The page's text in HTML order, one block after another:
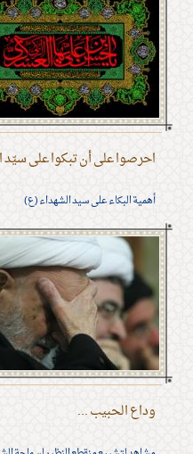
احرصوا على أن تبكوا على
أهمية البكاء على سيد الشهداء (ع)
وداع الحبيب ...